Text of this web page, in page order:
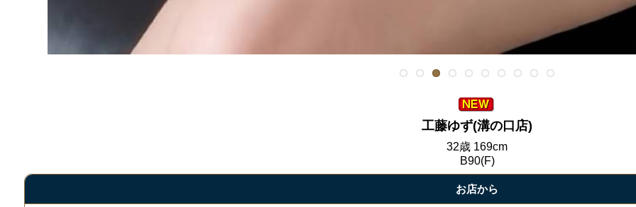
工藤ゆず(溝の口店)
32歳 169cm
B90(F)
お店から